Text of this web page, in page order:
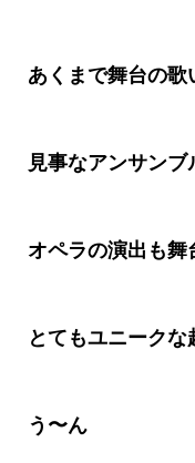
あくまで舞台の
見事なアンサンブ
オペラの演出も舞
とてもユニーク
う〜ん